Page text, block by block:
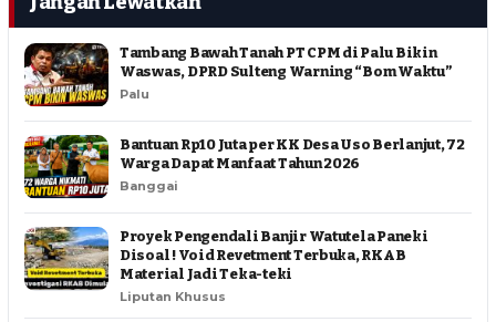
Tambang Bawah Tanah PT CPM di Palu Bikin
Waswas, DPRD Sulteng Warning “Bom Waktu”
Palu
Bantuan Rp10 Juta per KK Desa Uso Berlanjut, 72
Warga Dapat Manfaat Tahun 2026
Banggai
Proyek Pengendali Banjir Watutela Paneki
Disoal ! Void Revetment Terbuka, RKAB
Material Jadi Teka-teki
Liputan Khusus